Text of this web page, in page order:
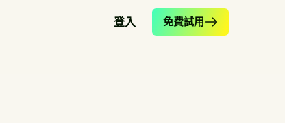
登入 免費試用